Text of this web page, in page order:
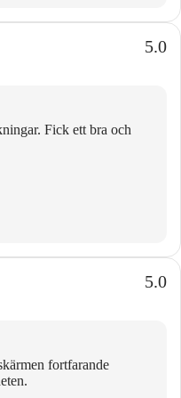
5.0
Fick ett bra och
5.0
fortfarande